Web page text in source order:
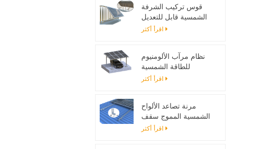
قوس تركيب الشرفة
الشمسية قابل للتعديل
اقرأ أكثر
نظام مرآب الألومنيوم
للطاقة الشمسية
اقرأ أكثر
مرنة تصاعد الألواح
الشمسية المموج سقف
تصاعد بين قوسين
اقرأ أكثر